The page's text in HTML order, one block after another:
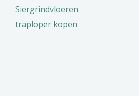
Siergrindvloeren
traploper kopen